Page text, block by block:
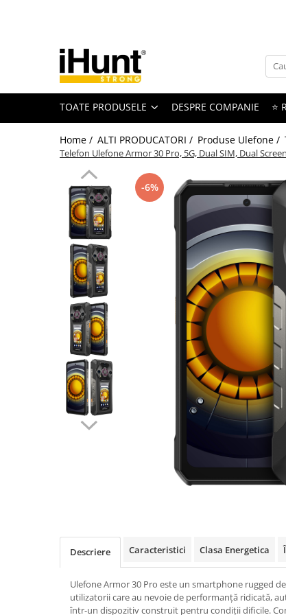
TELEFOANE & TABLETE IHUNT
Telefoane iHunt
Smartphone
Telefoane Butoane
Accesorii telefoane
Huse protectie
Accesorii smartwatch
ELECTROCASNICE
Aparate de Gătit
Oală sub Presiune
Gătit cu Aburi
Deshidratoare
Mașini de Spălat Vase
Mașini de Spălat Rufe
Roboți Curătenie
Roboți Aspirator
Roboți Geamuri
TOATE PRODUSELE DESPRE COMPANIE ⭐
Home / ALTI PRODUCATORI / Produse Ulefone /
Telefon Ulefone Armor 30 Pro, 5G, Dual SIM, Dual
-6%
Descriere Caracteristici Clasa Energetica
Ulefone Armor 30 Pro este un smartphone rugged
utilizatorii care au nevoie de performanță ridicată,
într-un dispozitiv construit pentru condiții dificile.